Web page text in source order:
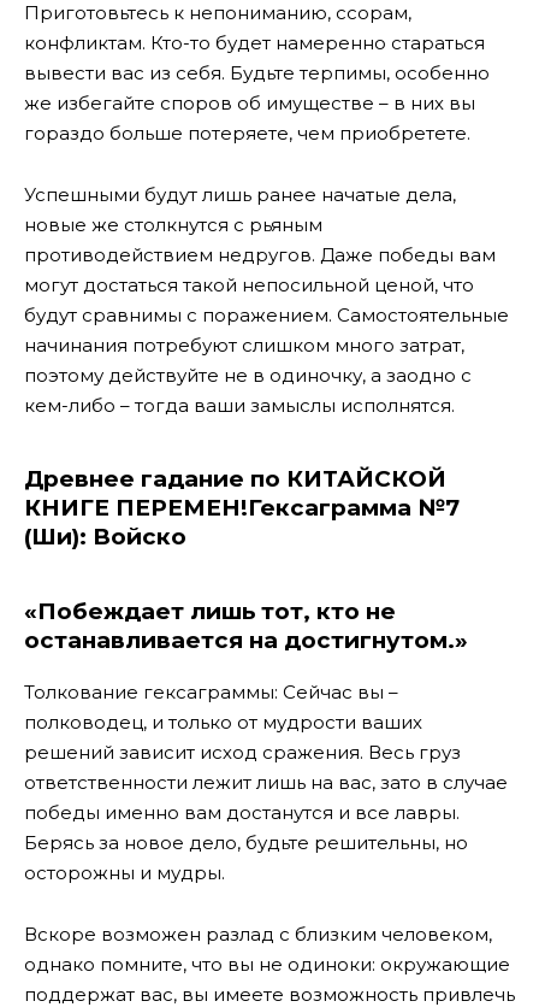
Приготовьтесь к непониманию, ссорам,
конфликтам. Кто-то будет намеренно стараться
вывести вас из себя. Будьте терпимы, особенно
же избегайте споров об имуществе – в них вы
гораздо больше потеряете, чем приобретете.
Успешными будут лишь ранее начатые дела,
новые же столкнутся с рьяным
противодействием недругов. Даже победы вам
могут достаться такой непосильной ценой, что
будут сравнимы с поражением. Самостоятельные
начинания потребуют слишком много затрат,
поэтому действуйте не в одиночку, а заодно с
кем-либо – тогда ваши замыслы исполнятся.
Древнее гадание по КИТАЙСКОЙ
КНИГЕ ПЕРЕМЕН!Гексаграмма №7
(Ши): Войско
«Побеждает лишь тот, кто не
останавливается на достигнутом.»
Толкование гексаграммы: Сейчас вы –
полководец, и только от мудрости ваших
решений зависит исход сражения. Весь груз
ответственности лежит лишь на вас, зато в случае
победы именно вам достанутся и все лавры.
Берясь за новое дело, будьте решительны, но
осторожны и мудры.
Вскоре возможен разлад с близким человеком,
однако помните, что вы не одиноки: окружающие
поддержат вас, вы имеете возможность привлечь